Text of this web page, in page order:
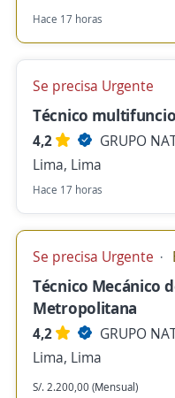
Hace 17 horas
Se precisa Urgente
Técnico
4,2
GRUPO
Lima, Lima
Hace 17 horas
Se precisa Urgente
Técnico Mecánico
Metropolitana
4,2
GRUPO
Lima, Lima
S/. 2.200,00 (Mensual)